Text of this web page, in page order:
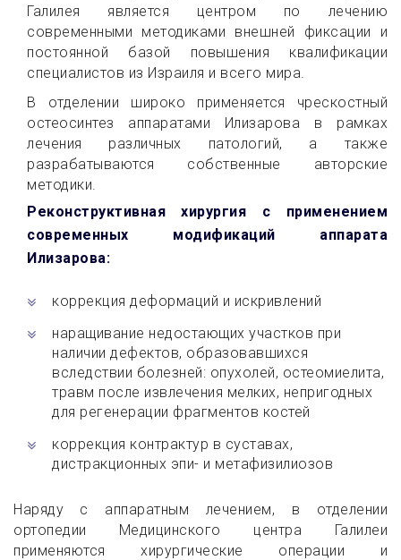
Галилея является центром по лечению
современными методиками внешней фиксации и
постоянной базой повышения квалификации
специалистов из Израиля и всего мира.
В отделении широко применяется чрескостный
остеосинтез аппаратами Илизарова в рамках
лечения различных патологий, а также
разрабатываются собственные авторские
методики.
Реконструктивная хирургия с применением
современных модификаций аппарата
Илизарова:
коррекция деформаций и искривлений
наращивание недостающих участков при
наличии дефектов, образовавшихся
вследствии болезней: опухолей, остеомиелита,
травм после извлечения мелких, непригодных
для регенерации фрагментов костей
коррекция контрактур в суставах,
дистракционных эпи- и метафизилиозов
Наряду с аппаратным лечением, в отделении
ортопедии Медицинского центра Галилеи
применяются хирургические операции и